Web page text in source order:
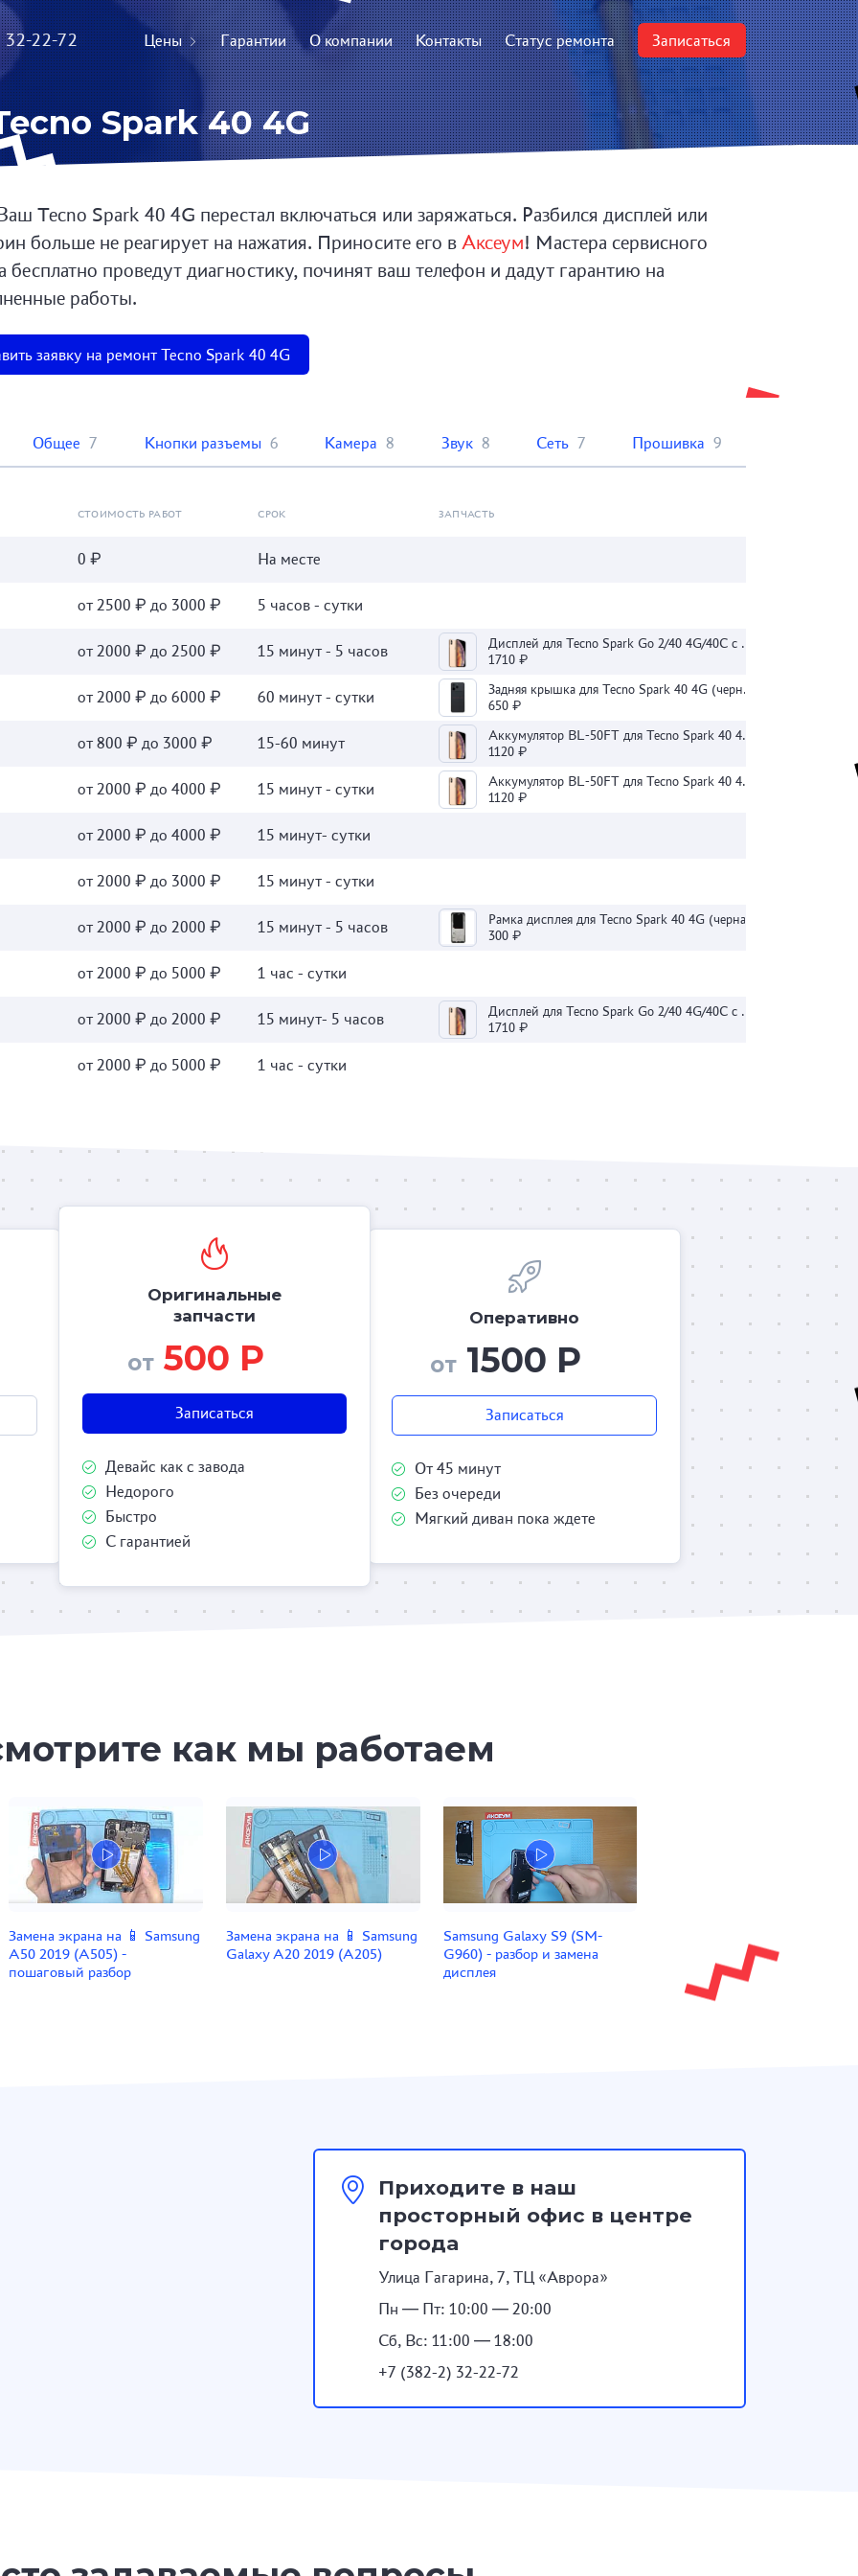
32-22-72 Цены Гарантии О компании Контакты Статус ремонта Записаться
Spark 40 4G
Tecno Spark 40 4G перестал включаться или заряжаться. Разбился дисплей или
больше не реагирует на нажатия. Приносите его в Аксеум! Мастера сервисного
бесплатно проведут диагностику, починят ваш телефон и дадут гарантию на
работы.
заявку на ремонт Tecno Spark 40 4G
Общее 7 Кнопки разъемы 6 Камера 8 Звук 8 Сеть 7 Прошивка 9
СТОИМОСТЬ РАБОТ СРОК ЗАПЧАСТЬ
0 ₽ На месте
от 2500 ₽ до 3000 ₽ 5 часов - сутки
от 2000 ₽ до 2500 ₽ 15 минут - 5 часов
Дисплей для Tecno Spark Go 2/40 4G/40C с тачскрином (черный) - Оригинал 100
1710 ₽
от 2000 ₽ до 6000 ₽ 60 минут - сутки
Задняя крышка для Tecno Spark 40 4G (черная) - Премиум
650 ₽
от 800 ₽ до 3000 ₽ 15-60 минут
Аккумулятор BL-50FT для Tecno Spark 40 4G/40 Pro/40 Pro+/Slim
1120 ₽
от 2000 ₽ до 4000 ₽ 15 минут - сутки
Аккумулятор BL-50FT для Tecno Spark 40 4G/40 Pro/40 Pro+/Slim
1120 ₽
от 2000 ₽ до 4000 ₽ 15 минут- сутки
от 2000 ₽ до 3000 ₽ 15 минут - сутки
от 2000 ₽ до 2000 ₽ 15 минут - 5 часов
Рамка дисплея для Tecno Spark 40 4G (черная)
300 ₽
от 2000 ₽ до 5000 ₽ 1 час - сутки
от 2000 ₽ до 2000 ₽ 15 минут- 5 часов
Дисплей для Tecno Spark Go 2/40 4G/40C с тачскрином (черный) - Оригинал 100
1710 ₽
от 2000 ₽ до 5000 ₽ 1 час - сутки
Оригинальные
запчасти
от500 Р
Записаться
Девайс как с завода
Недорого
Быстро
С гарантией
Оперативно
от1500 Р
Записаться
От 45 минут
Без очереди
Мягкий диван пока ждете
как мы работаем
Замена экрана на 📱 Samsung
A50 2019 (A505) -
пошаговый разбор
Замена экрана на 📱 Samsung
Galaxy A20 2019 (A205)
Samsung Galaxy S9 (SM-
G960) - разбор и замена
дисплея
Приходите в наш
просторный офис в центре
города
Улица Гагарина, 7, ТЦ «Аврора»
Пн — Пт: 10:00 — 20:00
Сб, Вс: 11:00 — 18:00
+7 (382-2) 32-22-72